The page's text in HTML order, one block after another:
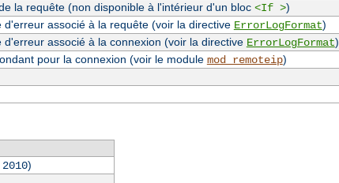
la requête (non disponible à l'intérieur d'un bloc <If >)
d'erreur associé à la requête (voir la directive ErrorLogFormat)
d'erreur associé à la connexion (voir la directive ErrorLogFormat)
pour la connexion (voir le module mod_remoteip)
2010)